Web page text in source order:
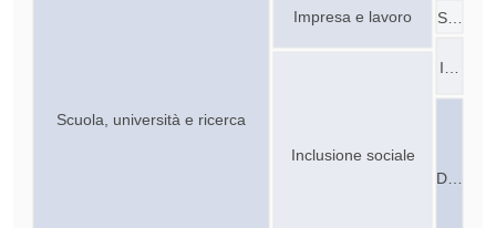
D…
Scuola, università e ricerca
Impresa e lavoro
Inclusione sociale
I…
S…